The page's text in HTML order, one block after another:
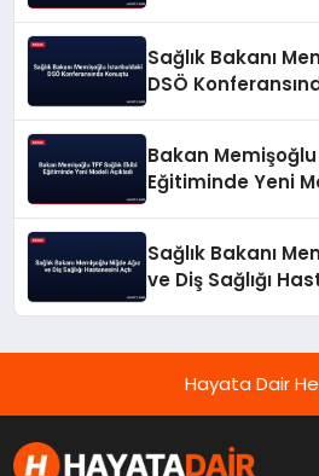
Sağlık Bakanı
DSÖ
Bakan Memişoğlu
Eğitiminde Yeni
Sağlık Bakanı
ve Diş Sağlığı
Hayata Dair